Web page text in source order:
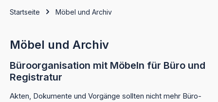
Startseite Möbel und Archiv
Möbel und Archiv
Büroorganisation mit Möbeln für Büro und
Registratur
Akten, Dokumente und Vorgänge sollten nicht mehr Büro-